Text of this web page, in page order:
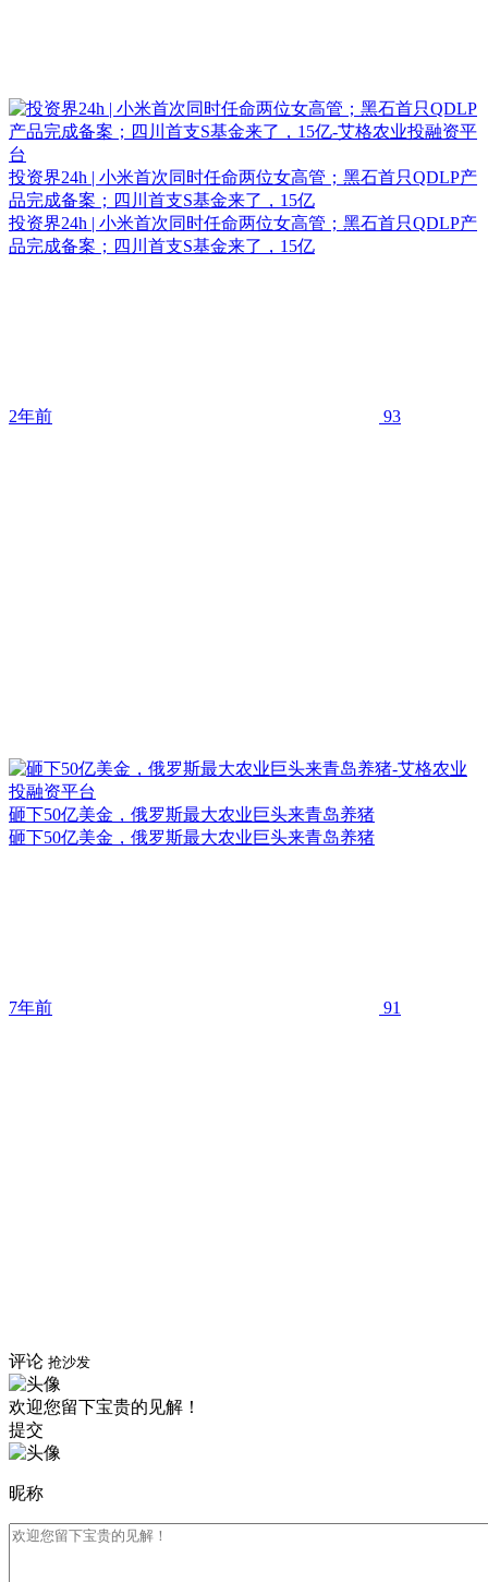
投资界24h | 小米首次同时任命两位女高管；黑石首只QDLP产
品完成备案；四川首支S基金来了，15亿
投资界24h | 小米首次同时任命两位女高管；黑石首只QDLP产
品完成备案；四川首支S基金来了，15亿
2年前 93
砸下50亿美金，俄罗斯最大农业巨头来青岛养猪
砸下50亿美金，俄罗斯最大农业巨头来青岛养猪
7年前 91
评论 抢沙发
欢迎您留下宝贵的见解！
提交
昵称